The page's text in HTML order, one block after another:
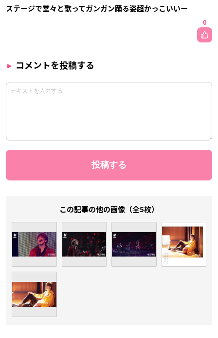
ステージで堂々と歌ってガンガン踊る姿超かっこいいー
0
コメントを投稿する
この記事の他の画像（全5枚）